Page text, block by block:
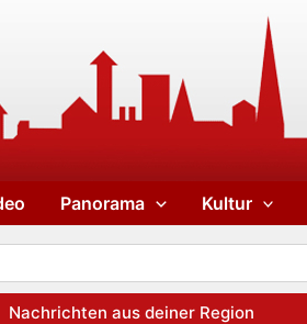
Panorama Kultur
Nachrichten aus deiner Region